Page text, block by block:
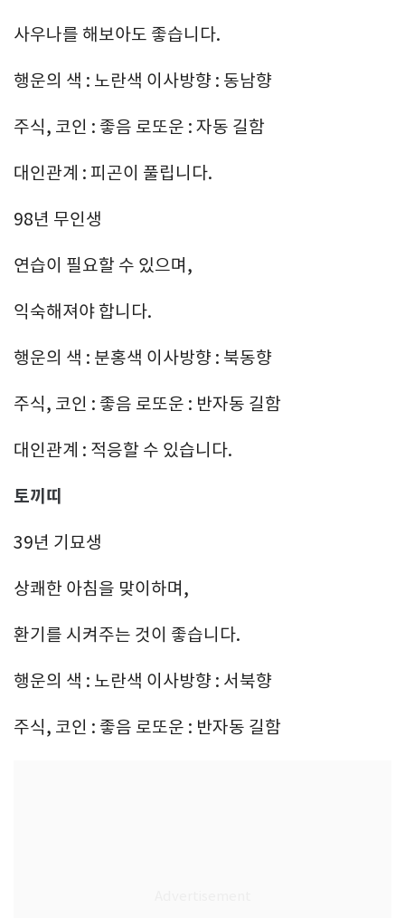
사우나를 해보아도 좋습니다.
행운의 색 : 노란색 이사방향 : 동남향
주식, 코인 : 좋음 로또운 : 자동 길함
대인관계 : 피곤이 풀립니다.
98년 무인생
연습이 필요할 수 있으며,
익숙해져야 합니다.
행운의 색 : 분홍색 이사방향 : 북동향
주식, 코인 : 좋음 로또운 : 반자동 길함
대인관계 : 적응할 수 있습니다.
토끼띠
39년 기묘생
상쾌한 아침을 맞이하며,
환기를 시켜주는 것이 좋습니다.
행운의 색 : 노란색 이사방향 : 서북향
주식, 코인 : 좋음 로또운 : 반자동 길함